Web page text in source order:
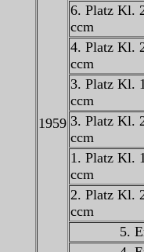
1959
6. Platz Kl.
ccm
4. Platz Kl.
ccm
3. Platz Kl.
ccm
3. Platz Kl.
ccm
1. Platz Kl.
ccm
2. Platz Kl.
ccm
5.